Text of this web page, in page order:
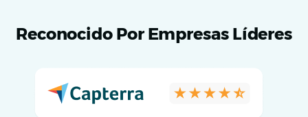
Reconocido Por Empresas Líderes